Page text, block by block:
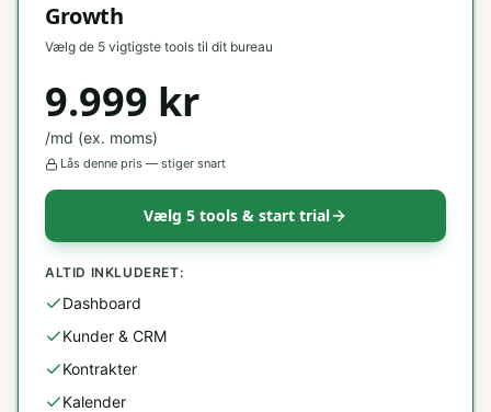
Growth
Vælg de 5 vigtigste tools til dit bureau
9.999 kr
/md (ex. moms)
Lås denne pris — stiger snart
Vælg 5 tools & start trial
ALTID INKLUDERET:
Dashboard
Kunder & CRM
Kontrakter
Kalender